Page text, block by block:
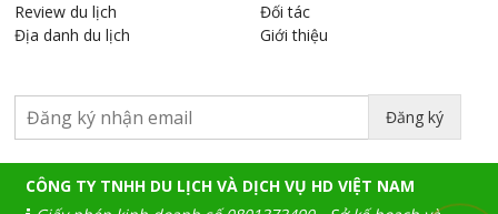
Review du lịch
Địa danh du lịch
Đối tác
Giới thiệu
Đăng ký
CÔNG TY TNHH DU LỊCH VÀ DỊCH VỤ HD VIỆT NAM